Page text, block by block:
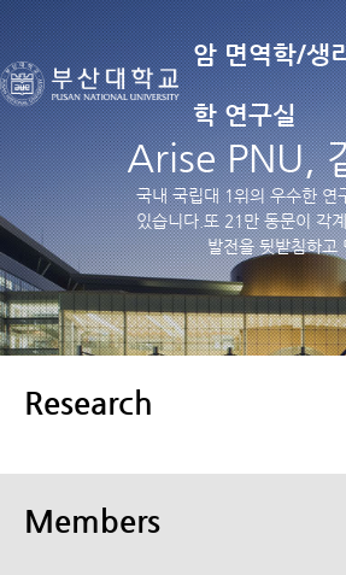
암 면역학/생
학 연구실
Arise PNU,
국내 국립대 1위의 우수한
있습니다.또 21만 동문이 각
발전을 뒷받침하고
Research
Members